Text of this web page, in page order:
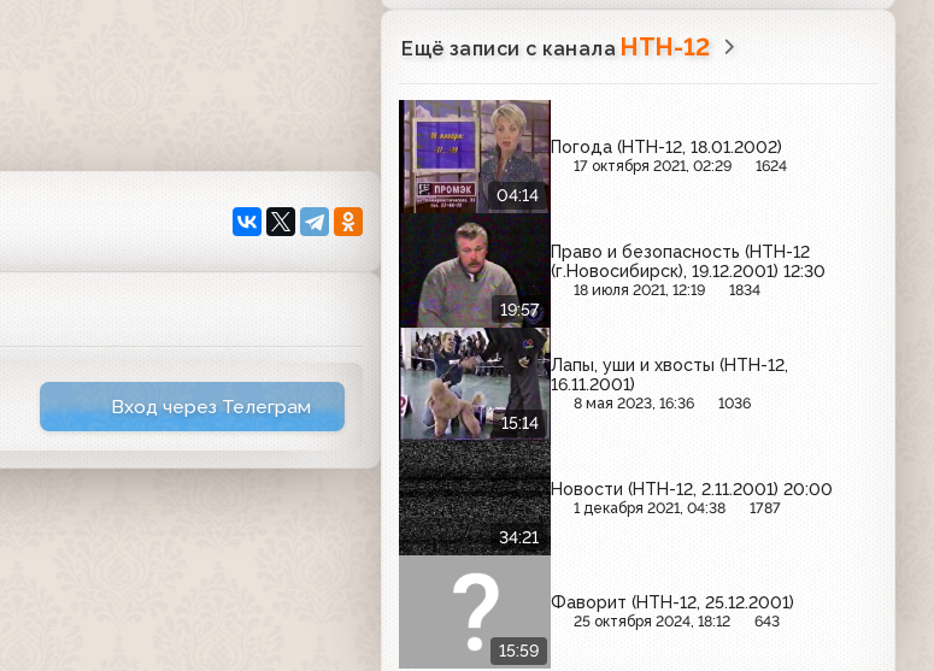
Вход через Телеграм
Ещё записи с канала НТН-12
04:14
Погода (НТН-12, 18.01.2002)
17 октября 2021, 02:29 1624
19:57
Право и безопасность (НТН-12
(г.Новосибирск), 19.12.2001) 12:30
18 июля 2021, 12:19 1834
15:14
Лапы, уши и хвосты (НТН-12,
16.11.2001)
8 мая 2023, 16:36 1036
34:21
Новости (НТН-12, 2.11.2001) 20:00
1 декабря 2021, 04:38 1787
15:59
Фаворит (НТН-12, 25.12.2001)
25 октября 2024, 18:12 643